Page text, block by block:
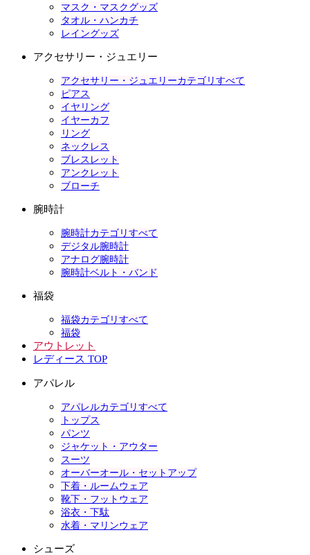
マスク・マスクグッズ
タオル・ハンカチ
レイングッズ
アクセサリー・ジュエリー
アクセサリー・ジュエリーカテゴリすべて
ピアス
イヤリング
イヤーカフ
リング
ネックレス
ブレスレット
アンクレット
ブローチ
腕時計
腕時計カテゴリすべて
デジタル腕時計
アナログ腕時計
腕時計ベルト・バンド
福袋
福袋カテゴリすべて
福袋
アウトレット
レディース TOP
アパレル
アパレルカテゴリすべて
トップス
パンツ
ジャケット・アウター
スーツ
オーバーオール・セットアップ
下着・ルームウェア
靴下・フットウェア
浴衣・下駄
水着・マリンウェア
シューズ